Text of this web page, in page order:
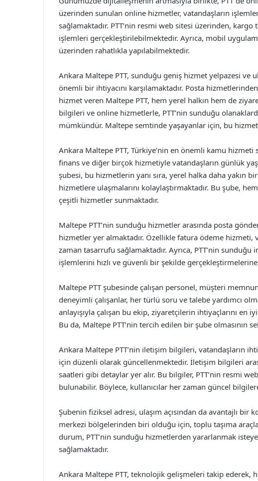
üzerinden sunulan online hizmetler, vatandaşların
sağlamaktadır. PTT’nin resmi web sitesi üzerinden,
işlemleri gerçekleştirilebilmektedir. Ayrıca, mobil
üzerinden rahatlıkla yapılabilmektedir.
Ankara Maltepe PTT, sunduğu geniş hizmet yelpazesi ve
önemli bir ihtiyacını karşılamaktadır. Posta
hizmet veren Maltepe PTT, hem yerel halkın hem de
bilgileri ve online hizmetlerle, PTT’nin sunduğu
mümkündür. Maltepe semtinde yaşayanlar için, bu
Ankara Maltepe PTT, Türkiye’nin en önemli kamu hizmeti
finans ve diğer birçok hizmetiyle vatandaşların günlük
şubesi, bu hizmetlerin yanı sıra, yerel halka daha yakın
hizmetlere ulaşmalarını kolaylaştırmaktadır. Bu şube,
çeşitli hizmetler sunmaktadır.
Maltepe PTT’nin sunduğu hizmetler arasında posta
hizmetler yer almaktadır. Özellikle fatura ödeme hizmeti,
zaman tasarrufu sağlamaktadır. Ayrıca, PTT’nin
işlemlerini hızlı ve güvenli bir şekilde gerçekleştirmelerine
Maltepe PTT şubesinde çalışan personel, müşteri
deneyimli çalışanlar, her türlü soru ve talebe yardımcı
anlayışıyla çalışan bu ekip, ziyaretçilerin ihtiyaçlarını en
Bu da, Maltepe PTT’nin tercih edilen bir şube olmasının
Ankara Maltepe PTT’nin iletişim bilgileri, vatandaşların
için düzenli olarak güncellenmektedir. İletişim bilgileri
saatleri gibi detaylar yer alır. Bu bilgiler, PTT’nin resmi
bulunabilir. Böylece, kullanıcılar her zaman güncel
Şubenin fiziksel adresi, ulaşım açısından da avantajlı bir
merkezi bölgelerinden biri olduğu için, toplu taşıma
durum, PTT’nin sunduğu hizmetlerden yararlanmak
sağlamaktadır.
Ankara Maltepe PTT, teknolojik gelişmeleri takip ederek,